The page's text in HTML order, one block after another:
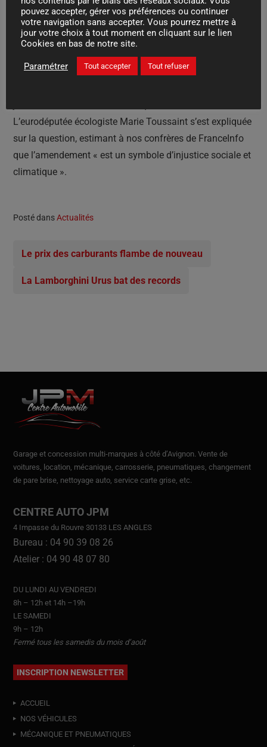
continuer à être produites pendant une autre année,
jusqu’au 1er janvier 2036. Les marques concernées
devront demander cette dérogation à Bruxelles.
Le texte n’est cependant pas encore finalisé, et si de
L’eurodéputée écologiste Marie Toussaint s’est expliquée
sur la question, estimant à nos confrères de FranceInfo
que l’amendement « est un symbole d’injustice sociale et
climatique ».
Posté dansActualités
Le prix des carburants flambe de nouveau
La Lamborghini Urus bat des records
Garage et concession multi-marques à côté d’Avignon. Vente de
voitures, location, mécanique, carrosserie, pneumatiques, changement
de pare brise, nettoyage auto, service carte grise, etc.
CENTRE AUTO JPM
4 Impasse du Rouvre 30133 LES ANGLES
Bureau : 04 90 39 08 26
Atelier : 04 90 48 07 80
DU LUNDI AU VENDREDI
8h – 12h et 14h –19h
LE SAMEDI
9h – 12h
Fermé tous les samedis du mois d’août
INSCRIPTION NEWSLETTER
ACCUEIL
NOS VÉHICULES
MÉCANIQUE ET PNEUMATIQUES
pouvez accepter, gérer vos préférences ou continuer
votre navigation sans accepter. Vous pourrez mettre à
jour votre choix à tout moment en cliquant sur le lien
Cookies en bas de notre site.
Paramétrer Tout accepter Tout refuser